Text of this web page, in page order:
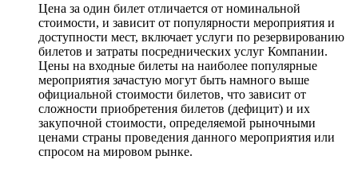
Цена за один билет отличается от номинальной
стоимости, и зависит от популярности мероприятия и
доступности мест, включает услуги по резервированию
билетов и затраты посреднических услуг Компании.
Цены на входные билеты на наиболее популярные
мероприятия зачастую могут быть намного выше
официальной стоимости билетов, что зависит от
сложности приобретения билетов (дефицит) и их
закупочной стоимости, определяемой рыночными
ценами страны проведения данного мероприятия или
спросом на мировом рынке.